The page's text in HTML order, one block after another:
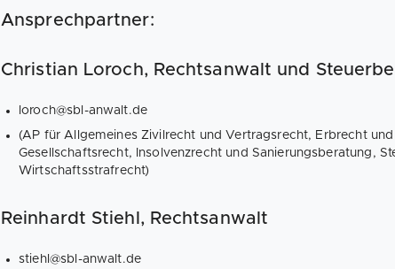
Ansprechpartner:
Christian Loroch, Rechtsanwalt und
loroch@sbl-anwalt.de
(AP für Allgemeines Zivilrecht und Vertragsrecht, Erbrecht
Gesellschaftsrecht, Insolvenzrecht und Sanierungsberatung,
Wirtschaftsstrafrecht)
Reinhardt Stiehl, Rechtsanwalt
stiehl@sbl-anwalt.de